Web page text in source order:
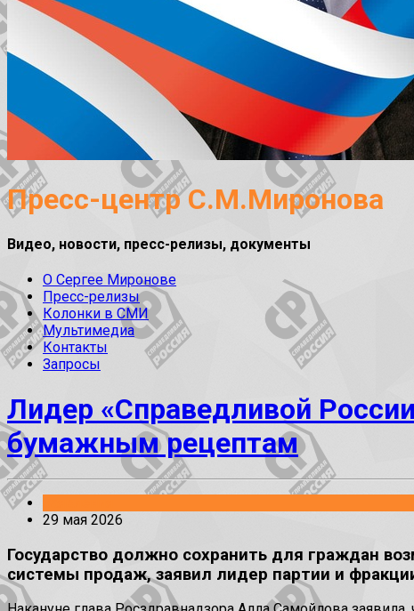
Пресс-центр С.М.Миронова
Видео, новости, пресс-релизы, документы
О Сергее Миронове
Пресс-релизы
Колонки в СМИ
Мультимедиа
Контакты
Запросы
Лидер «Справедливой
бумажным рецептам
29 мая 2026
Государство должно сохранить для граждан
системы продаж, заявил лидер партии и